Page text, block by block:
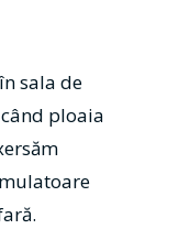
sala de
ploaia